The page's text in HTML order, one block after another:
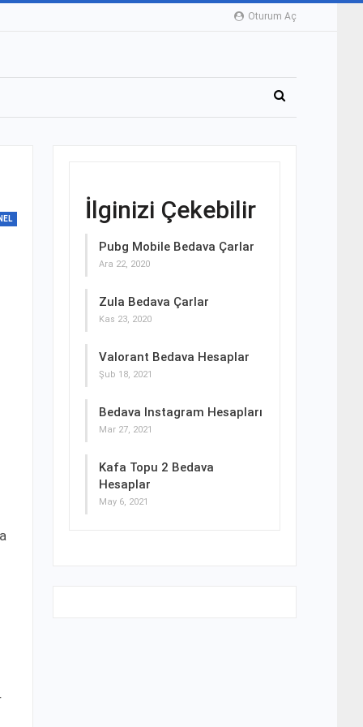
Oturum Aç
İlginizi Çekebilir
Pubg Mobile Bedava Çarlar
Ara 22, 2020
Zula Bedava Çarlar
Kas 23, 2020
Valorant Bedava Hesaplar
Şub 18, 2021
Bedava Instagram Hesapları
Mar 27, 2021
Kafa Topu 2 Bedava
Hesaplar
May 6, 2021